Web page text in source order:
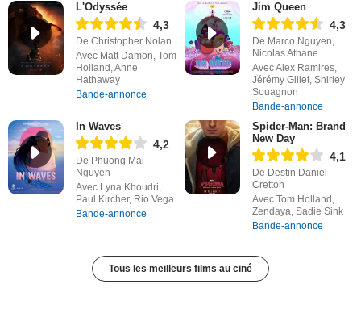
L'Odyssée
4,3
De Christopher Nolan
Avec Matt Damon, Tom
Holland, Anne
Hathaway
Bande-annonce
Jim Queen
4,3
De Marco Nguyen,
Nicolas Athane
Avec Alex Ramires,
Jérémy Gillet, Shirley
Souagnon
Bande-annonce
In Waves
4,2
De Phuong Mai
Nguyen
Avec Lyna Khoudri,
Paul Kircher, Rio Vega
Bande-annonce
Spider-Man: Brand
New Day
4,1
De Destin Daniel
Cretton
Avec Tom Holland,
Zendaya, Sadie Sink
Bande-annonce
Tous les meilleurs films au ciné